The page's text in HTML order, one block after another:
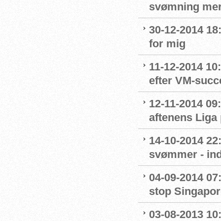
svømning
30-12-2014
for mig
11-12-2014
efter VM-
12-11-2014
aftenens Liga
14-10-2014
svømmer -
04-09-2014
stop
03-08-2013